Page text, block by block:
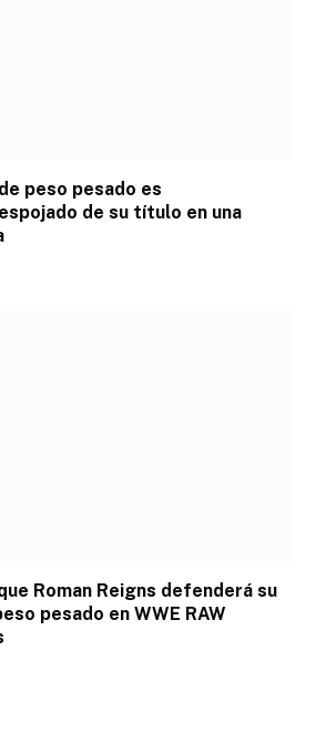
peso pesado es
de su título en una
Roman Reigns defenderá su
pesado en WWE RAW